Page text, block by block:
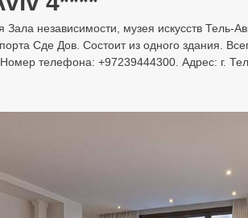
независимости, музея искусств Тель-
Сде Дов. Состоит из одного здания.
телефона: +97239444300. Адрес: г.